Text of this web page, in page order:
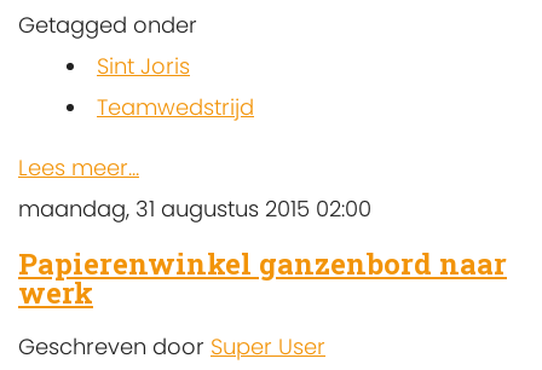
Getagged onder
Sint Joris
Teamwedstrijd
Lees meer...
maandag, 31 augustus 2015 02:00
Papierenwinkel ganzenbord naar
werk
Geschreven door Super User